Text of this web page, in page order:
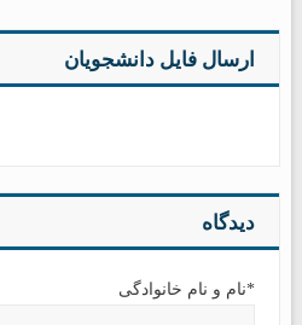
ارسال فایل دانشجویان
دیدگاه
*نام و نام خانوادگی